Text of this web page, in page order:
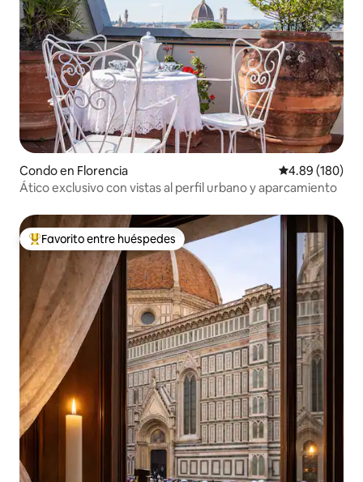
Condo en Florencia Calificación
4.89 (180)
Ático exclusivo con vistas al perfil urbano y aparcamiento
Favorito entre huéspedes preferido
Favorito entre huéspedes